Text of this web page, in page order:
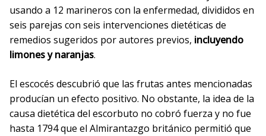
usando a 12 marineros con la enfermedad, divididos en
seis parejas con seis intervenciones dietéticas de
remedios sugeridos por autores previos, incluyendo
limones y naranjas.
El escocés descubrió que las frutas antes mencionadas
producían un efecto positivo. No obstante, la idea de la
causa dietética del escorbuto no cobró fuerza y no fue
hasta 1794 que el Almirantazgo británico permitió que